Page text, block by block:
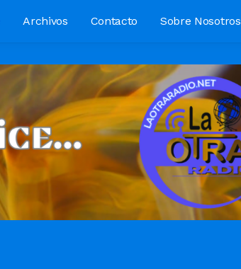
Archivos Contacto Sobre Nosotros